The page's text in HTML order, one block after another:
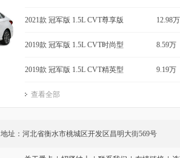
2021款 冠军版 1.5L CVT尊享版 12.98万
2019款 冠军版 1.5L CVT时尚型 8.59万
2019款 冠军版 1.5L CVT精英型 9.19万
查看全部
地址：河北省衡水市桃城区开发区昌明大街569号